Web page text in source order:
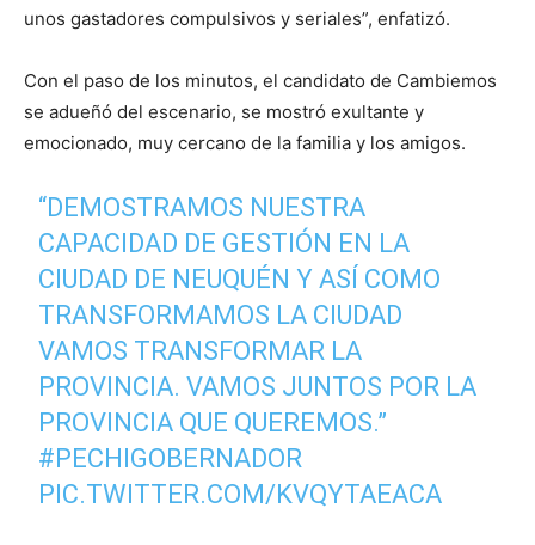
unos gastadores compulsivos y seriales”, enfatizó.
Con el paso de los minutos, el candidato de Cambiemos
se adueñó del escenario, se mostró exultante y
emocionado, muy cercano de la familia y los amigos.
“DEMOSTRAMOS NUESTRA
CAPACIDAD DE GESTIÓN EN LA
CIUDAD DE NEUQUÉN Y ASÍ COMO
TRANSFORMAMOS LA CIUDAD
VAMOS TRANSFORMAR LA
PROVINCIA. VAMOS JUNTOS POR LA
PROVINCIA QUE QUEREMOS.”
#PECHIGOBERNADOR
PIC.TWITTER.COM/KVQYTAEACA